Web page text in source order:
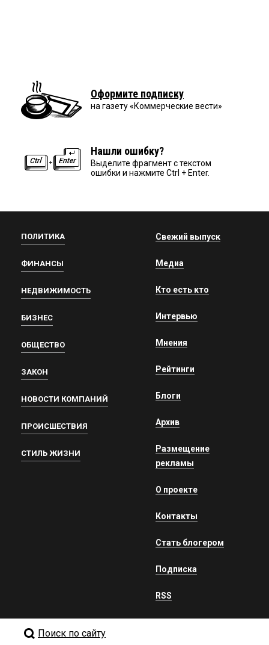
Оформите подписку
на газету «Коммерческие вести»
Нашли ошибку?
Выделите фрагмент с текстом
ошибки и нажмите Ctrl + Enter.
ПОЛИТИКА
ФИНАНСЫ
НЕДВИЖИМОСТЬ
БИЗНЕС
ОБЩЕСТВО
ЗАКОН
НОВОСТИ КОМПАНИЙ
ПРОИСШЕСТВИЯ
СТИЛЬ ЖИЗНИ
Свежий выпуск
Медиа
Кто есть кто
Интервью
Мнения
Рейтинги
Блоги
Архив
Размещение
рекламы
О проекте
Контакты
Стать блогером
Подписка
RSS
Поиск по сайту